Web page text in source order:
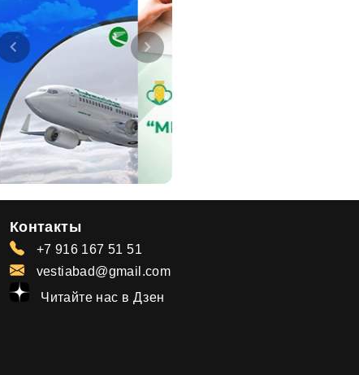
Контакты
+7 916 167 51 51
vestiabad@gmail.com
Читайте нас в Дзен